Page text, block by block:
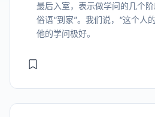
最后入室，表示做学问的几个
俗语“到家”。我们说，“这个人
他的学问极好。